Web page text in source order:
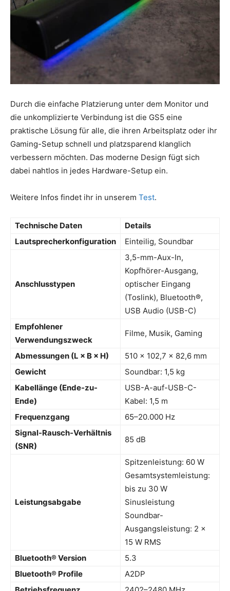
Durch die einfache Platzierung unter dem Monitor und
die unkomplizierte Verbindung ist die GS5 eine
praktische Lösung für alle, die ihren Arbeitsplatz oder ihr
Gaming-Setup schnell und platzsparend klanglich
verbessern möchten. Das moderne Design fügt sich
dabei nahtlos in jedes Hardware-Setup ein.
Weitere Infos findet ihr in unserem Test.
Technische Daten
Details
Lautsprecherkonfiguration
Einteilig, Soundbar
Anschlusstypen
3,5-mm-Aux-In,
Kopfhörer-Ausgang,
optischer Eingang
(Toslink), Bluetooth®,
USB Audio (USB-C)
Empfohlener
Verwendungszweck
Filme, Musik, Gaming
Abmessungen (L × B × H)
510 × 102,7 × 82,6 mm
Gewicht
Soundbar: 1,5 kg
Kabellänge (Ende-zu-
Ende)
USB-A-auf-USB-C-
Kabel: 1,5 m
Frequenzgang
65–20.000 Hz
Signal-Rausch-Verhältnis
(SNR)
85 dB
Leistungsabgabe
Spitzenleistung: 60 W
Gesamtsystemleistung:
bis zu 30 W
Sinusleistung
Soundbar-
Ausgangsleistung: 2 ×
15 W RMS
Bluetooth® Version
5.3
Bluetooth® Profile
A2DP